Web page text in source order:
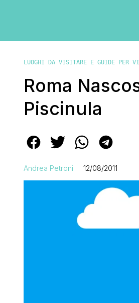
LUOGHI DA VISITARE E GUIDE PER
Roma
Piscinula
Andrea Petroni 12/08/2011